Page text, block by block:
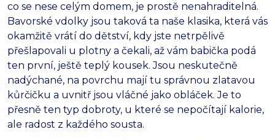
co se nese celým domem, je prostě nenahraditelná.
Bavorské vdolky jsou taková ta naše klasika, která vás
okamžitě vrátí do dětství, kdy jste netrpělivě
přešlapovali u plotny a čekali, až vám babička podá
ten první, ještě teplý kousek. Jsou neskutečně
nadýchané, na povrchu mají tu správnou zlatavou
kůrčičku a uvnitř jsou vláčné jako obláček. Je to
přesně ten typ dobroty, u které se nepočítají kalorie,
ale radost z každého sousta.